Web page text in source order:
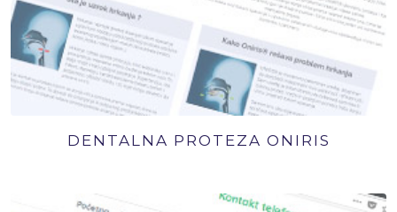
DENTALNA PROTEZA ONIRIS